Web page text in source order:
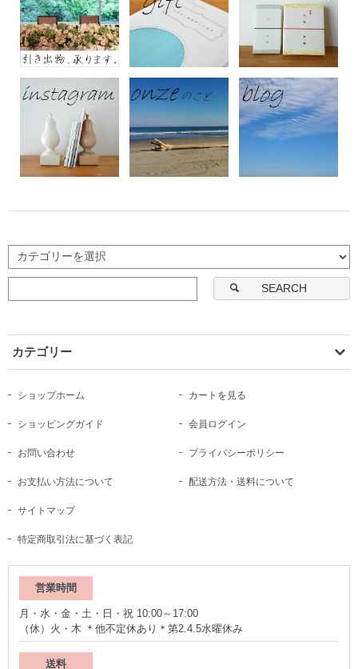
SEARCH
カテゴリー
ショップホーム カートを見る
ショッピングガイド 会員ログイン
お問い合わせ プライバシーポリシー
お支払い方法について 配送方法・送料について
サイトマップ
特定商取引法に基づく表記
営業時間
月・水・金・土・日・祝 10:00～17:00
（休）火・木 ＊他不定休あり＊第2.4.5水曜休み
送料